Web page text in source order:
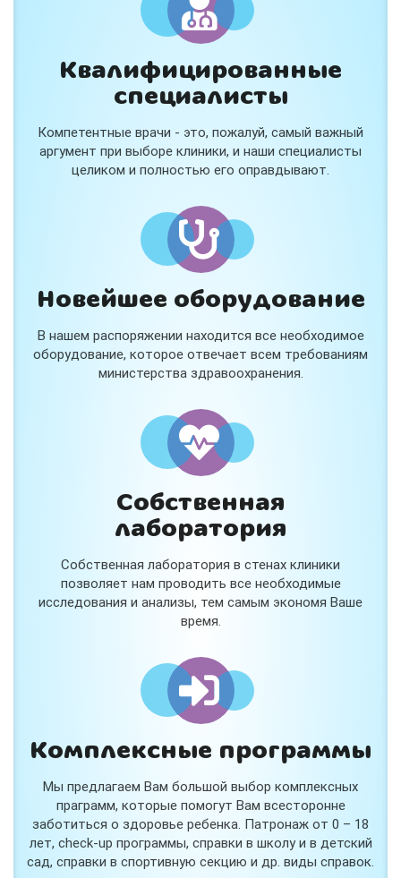
Квалифицированные
специалисты
Компетентные врачи - это, пожалуй, самый важный
аргумент при выборе клиники, и наши специалисты
целиком и полностью его оправдывают.
Новейшее оборудование
В нашем распоряжении находится все необходимое
оборудование, которое отвечает всем требованиям
министерства здравоохранения.
Собственная
лаборатория
Собственная лаборатория в стенах клиники
позволяет нам проводить все необходимые
исследования и анализы, тем самым экономя Ваше
время.
Комплексные программы
Мы предлагаем Вам большой выбор комплексных
праграмм, которые помогут Вам всесторонне
заботиться о здоровье ребенка. Патронаж от 0 – 18
лет, check-up программы, справки в школу и в детский
сад, справки в спортивную секцию и др. виды справок.
Консультация ортопеда +
тейпирование за 1 приём
Вас или вашего ребёнка беспокоят:
- боли в спине, шее, коленях или ногах?
- дискомфорт после спорта и нагрузок?
В «Медлэнд» принимает известный ортопед-
травматолог Шехмаметьев Али Зарефуллович
В прием входит:
✔️ Осмотр и консультация врача
✔️ Рекомендации по вашей ситуации
✔️Тейпирование
спортсменам и беременным женщинам.
Специальная цена — 3000 ₽.
и расскажем подробнее!
Нет, спасибо
Я согласен на обработкуперсональных данных
Работает наСтримвуд